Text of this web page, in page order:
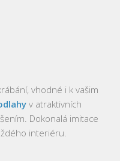
vhodné i k vašim
v atraktivních
Dokonalá imitace
interiéru.